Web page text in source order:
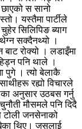
स सानो
यस्तैमा पार्टीले
सिलिपिङ ब्याग
सक्दैनथ्यो ।
बाट रोक्यो । लडाइँमा
पनि थाले ।
पुगे । त्यो बेलाकै
रह्यो विचारले
अनुसार उठबस गर्नु
मौसमले पनि दिदै
टोली जनसेनाको
थिए। जसलाई